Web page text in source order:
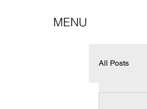
MENU
All Posts